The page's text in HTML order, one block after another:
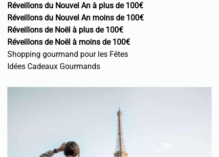
Réveillons du Nouvel An à plus de 100€
Réveillons du Nouvel An moins de 100€
Réveillons de Noël à plus de 100€
Réveillons de Noël à moins de 100€
Shopping gourmand pour les Fêtes
Idées Cadeaux Gourmands